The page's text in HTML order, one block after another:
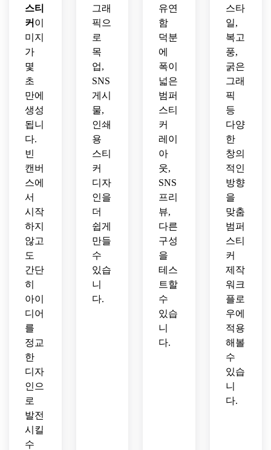
스티
커 이
미지
가
몇
초
만에
생성
됩니
다.
빈
캔버
스에
서
시작
하지
않고
도
간단
히
아이
디어
를
정교
한
디자
인으
로
발전
시킬
수
그래
픽으
로
목
업,
SNS
게시
물,
인쇄
용
스티
커
디자
인을
더
쉽게
만들
수
있습
니
다.
유연
함
덕분
에
폭이
넓은
범퍼
스티
커
레이
아
웃,
SNS
프리
뷰,
다른
구성
을
테스
트할
수
있습
니
다.
스타
일,
복고
풍,
굵은
그래
픽
등
다양
한
창의
적인
방향
을
맞춤
범퍼
스티
커
제작
워크
플로
우에
적용
해볼
수
있습
니
다.